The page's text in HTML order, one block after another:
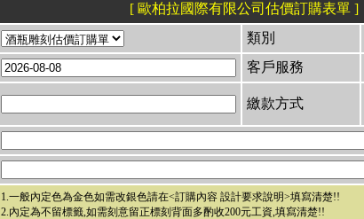
[ 歐柏拉國際有限公司估價訂購表單 ]
類別
客戶服務
繳款方式
1.一般內定色為金色如需改銀色請在<訂購內容 設計要求說明>填寫清楚!!
2.內定為不留標籤,如需刻意留正標刻背面多酌收200元工資,填寫清楚!!